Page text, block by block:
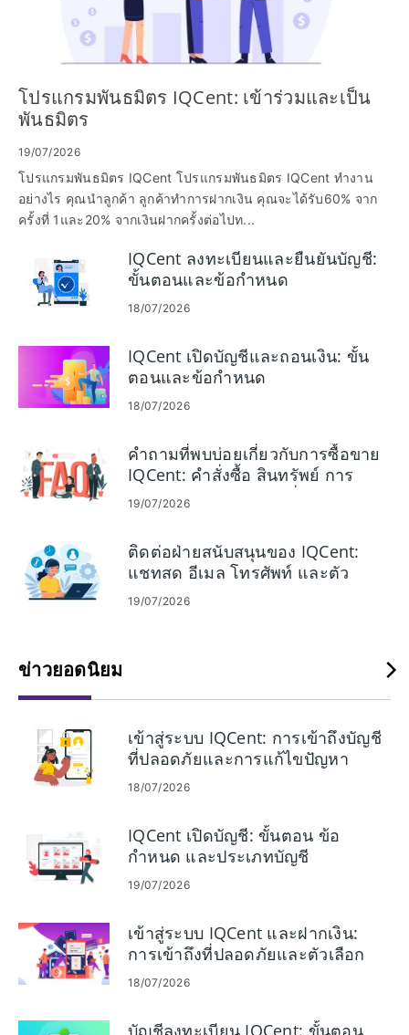
โปรแกรมพันธมิตร IQCent: เข้าร่วมและเป็น
พันธมิตร
19/07/2026
โปรแกรมพันธมิตร IQCent โปรแกรมพันธมิตร IQCent ทำงาน
อย่างไร คุณนำลูกค้า ลูกค้าทำการฝากเงิน คุณจะได้รับ60% จาก
ครั้งที่ 1และ20% จากเงินฝากครั้งต่อไปท...
IQCent ลงทะเบียนและยืนยันบัญชี:
ขั้นตอนและข้อกำหนด
18/07/2026
IQCent เปิดบัญชีและถอนเงิน: ขั้น
ตอนและข้อกำหนด
18/07/2026
คำถามที่พบบ่อยเกี่ยวกับการซื้อขาย
IQCent: คำสั่งซื้อ สินทรัพย์ การ
ดำเนินการ และความเสี่ยง
19/07/2026
ติดต่อฝ่ายสนับสนุนของ IQCent:
แชทสด อีเมล โทรศัพท์ และตัว
เลือกความช่วยเหลือ
19/07/2026
ข่าวยอดนิยม
เข้าสู่ระบบ IQCent: การเข้าถึงบัญชี
ที่ปลอดภัยและการแก้ไขปัญหา
18/07/2026
IQCent เปิดบัญชี: ขั้นตอน ข้อ
กำหนด และประเภทบัญชี
19/07/2026
เข้าสู่ระบบ IQCent และฝากเงิน:
การเข้าถึงที่ปลอดภัยและตัวเลือก
การระดมทุน
18/07/2026
บัญชีลงทะเบียน IQCent: ขั้นตอน